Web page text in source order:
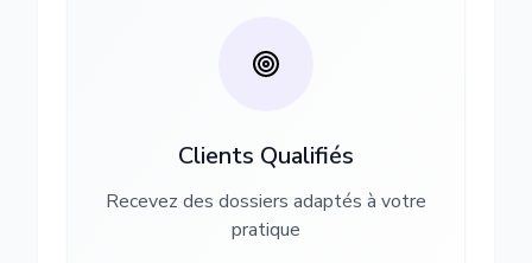
Clients Qualifiés
Recevez des dossiers adaptés à votre
pratique